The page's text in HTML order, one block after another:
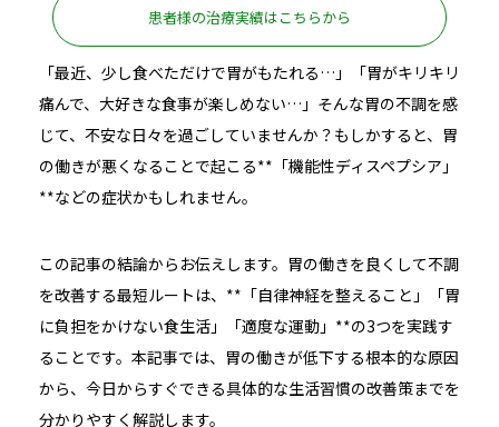
患者様の治療実績はこちらから
「最近、少し食べただけで胃がもたれる…」「胃がキリキリ
痛んで、大好きな食事が楽しめない…」そんな胃の不調を感
じて、不安な日々を過ごしていませんか？もしかすると、胃
の働きが悪くなることで起こる**「機能性ディスペプシア」
**などの症状かもしれません。
この記事の結論からお伝えします。胃の働きを良くして不調
を改善する最短ルートは、**「自律神経を整えること」「胃
に負担をかけない食生活」「適度な運動」**の3つを実践す
ることです。本記事では、胃の働きが低下する根本的な原因
から、今日からすぐできる具体的な生活習慣の改善策までを
分かりやすく解説します。